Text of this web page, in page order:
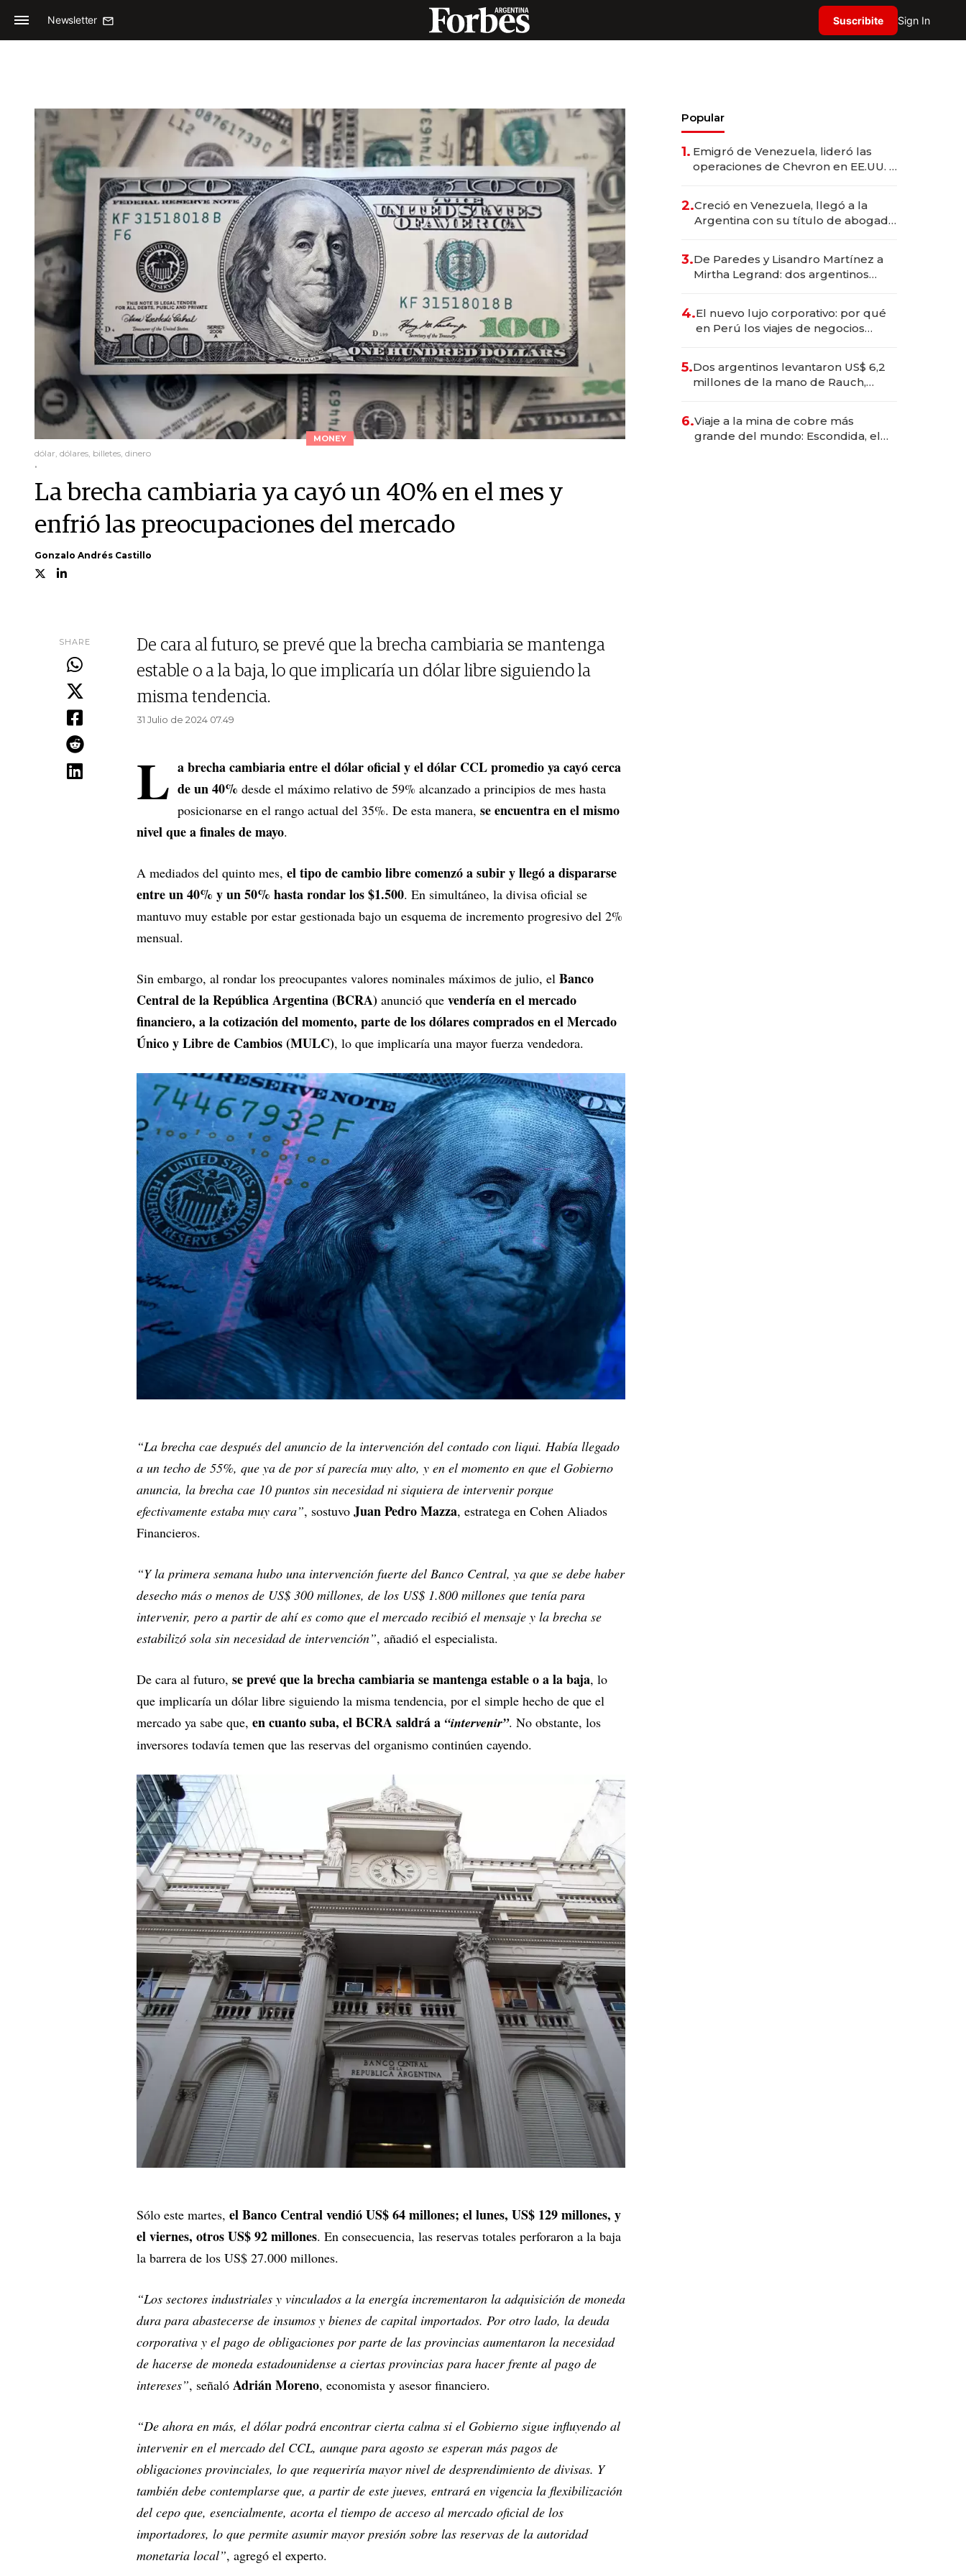
Newsletter Suscribite Sign In
MONEY
dólar, dólares, billetes, dinero
.
La brecha cambiaria ya cayó un 40% en el mes y
enfrió las preocupaciones del mercado
Gonzalo Andrés Castillo
SHARE
De cara al futuro, se prevé que la brecha cambiaria se mantenga
estable o a la baja, lo que implicaría un dólar libre siguiendo la
misma tendencia.
31 Julio de 2024 07.49
L a brecha cambiaria entre el dólar oficial y el dólar CCL promedio ya cayó cerca
de un 40% desde el máximo relativo de 59% alcanzado a principios de mes hasta
posicionarse en el rango actual del 35%. De esta manera, se encuentra en el mismo
nivel que a finales de mayo.
A mediados del quinto mes, el tipo de cambio libre comenzó a subir y llegó a dispararse
entre un 40% y un 50% hasta rondar los $1.500. En simultáneo, la divisa oficial se
mantuvo muy estable por estar gestionada bajo un esquema de incremento progresivo del 2%
mensual.
Sin embargo, al rondar los preocupantes valores nominales máximos de julio, el Banco
Central de la República Argentina (BCRA) anunció que vendería en el mercado
financiero, a la cotización del momento, parte de los dólares comprados en el Mercado
Único y Libre de Cambios (MULC), lo que implicaría una mayor fuerza vendedora.
“La brecha cae después del anuncio de la intervención del contado con liqui. Había llegado
a un techo de 55%, que ya de por sí parecía muy alto, y en el momento en que el Gobierno
anuncia, la brecha cae 10 puntos sin necesidad ni siquiera de intervenir porque
efectivamente estaba muy cara”, sostuvo Juan Pedro Mazza, estratega en Cohen Aliados
Financieros.
“Y la primera semana hubo una intervención fuerte del Banco Central, ya que se debe haber
desecho más o menos de US$ 300 millones, de los US$ 1.800 millones que tenía para
intervenir, pero a partir de ahí es como que el mercado recibió el mensaje y la brecha se
estabilizó sola sin necesidad de intervención”, añadió el especialista.
De cara al futuro, se prevé que la brecha cambiaria se mantenga estable o a la baja, lo
que implicaría un dólar libre siguiendo la misma tendencia, por el simple hecho de que el
mercado ya sabe que, en cuanto suba, el BCRA saldrá a “intervenir”. No obstante, los
inversores todavía temen que las reservas del organismo continúen cayendo.
Sólo este martes, el Banco Central vendió US$ 64 millones; el lunes, US$ 129 millones, y
el viernes, otros US$ 92 millones. En consecuencia, las reservas totales perforaron a la baja
la barrera de los US$ 27.000 millones.
“Los sectores industriales y vinculados a la energía incrementaron la adquisición de moneda
dura para abastecerse de insumos y bienes de capital importados. Por otro lado, la deuda
corporativa y el pago de obligaciones por parte de las provincias aumentaron la necesidad
de hacerse de moneda estadounidense a ciertas provincias para hacer frente al pago de
intereses”, señaló Adrián Moreno, economista y asesor financiero.
“De ahora en más, el dólar podrá encontrar cierta calma si el Gobierno sigue influyendo al
intervenir en el mercado del CCL, aunque para agosto se esperan más pagos de
obligaciones provinciales, lo que requeriría mayor nivel de desprendimiento de divisas. Y
también debe contemplarse que, a partir de este jueves, entrará en vigencia la flexibilización
del cepo que, esencialmente, acorta el tiempo de acceso al mercado oficial de los
importadores, lo que permite asumir mayor presión sobre las reservas de la autoridad
monetaria local”, agregó el experto.
Popular
1. Emigró de Venezuela, lideró las
operaciones de Chevron en EE.UU. y
2.Creció en Venezuela, llegó a la
Argentina con su título de abogado
marcas "fast premium"
3.De Paredes y Lisandro Martínez a
Mirtha Legrand: dos argentinos
4.El nuevo lujo corporativo: por qué
en Perú los viajes de negocios
transformadoras
5.Dos argentinos levantaron US$ 6,2
millones de la mano de Rauch,
6.Viaje a la mina de cobre más
grande del mundo: Escondida, el